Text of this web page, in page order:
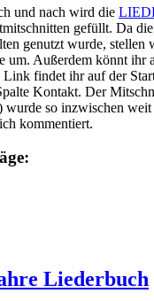
und nach wird die
gefüllt. Da
genutzt wurde, stellen
um. Außerdem könnt ihr
findet ihr auf der
Kontakt. Der
wurde so inzwischen
kommentiert.
Liederbuch